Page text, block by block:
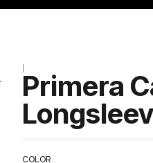
|
Primera
COLOR